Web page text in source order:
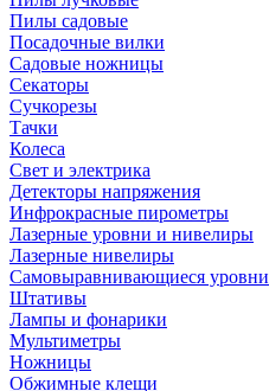
Пилы садовые
Посадочные вилки
Садовые ножницы
Секаторы
Сучкорезы
Тачки
Колеса
Свет и электрика
Детекторы напряжения
Инфрокрасные пирометры
Лазерные уровни и нивелиры
Лазерные нивелиры
Самовыравнивающиеся уровни
Штативы
Лампы и фонарики
Мультиметры
Ножницы
Обжимные клещи